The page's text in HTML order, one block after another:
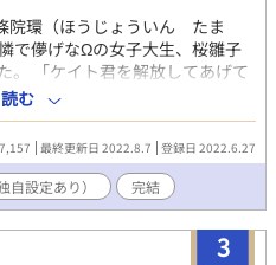
院環（ほうじょういん たま
で儚げなΩの女子大生、桜雛子
。 「ケイト君を解放してあげて
るうるさせながらそう訴えかけ
都（すわ けいと）は環の婚
まわり歳の差がある。この女
つもりだろうが、『こちとらお
んどんねん────！』 そう簡
反撃を開始するのであった。
で独自設定があります、ご注
む
最終更新日 2022.8.7 登録日 2022.6.27
自設定あり） 完結
3